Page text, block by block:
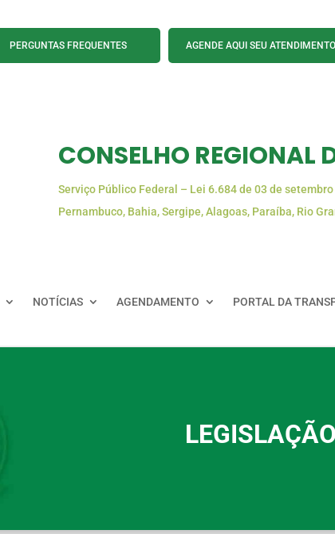
PERGUNTAS FREQUENTES AGENDE AQUI SEU ATENDIMENTO
CONSELHO REGIONAL
Serviço Público Federal – Lei 6.684 de 03 de
Pernambuco, Bahia, Sergipe, Alagoas, Paraíba, Rio
NOTÍCIAS AGENDAMENTO PORTAL DA
LEGISLAÇÃO